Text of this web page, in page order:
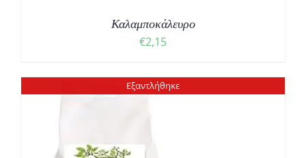
Καλαμποκάλευρο
€2,15
Εξαντλήθηκε